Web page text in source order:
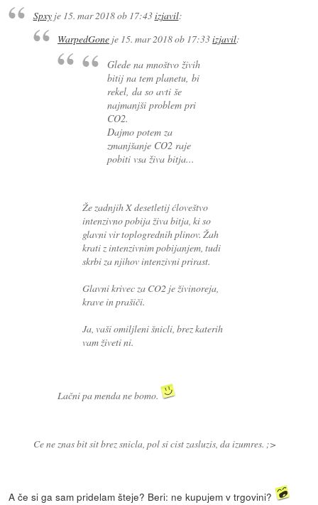
Spxyje 15. mar 2018 ob 17:43izjavil:
WarpedGone je 15. mar 2018 ob 17:33izjavil:
Glede na mnoštvo živih
bitij na tem planetu, bi
rekel, da so avti še
najmanjši problem pri
CO2.
Dajmo potem za
zmanjšanje CO2 raje
pobiti vsa živa bitja...
Že zadnjih X desetletij ćloveštvo
intenzivno pobija živa bitja, ki so
glavni vir toplogrednih plinov. Žah
krati z intenzivnim pobijanjem, tudi
skrbi za njihov intenzivni prirast.
Glavni krivec za CO2 je živinoreja,
krave in prašiči.
Ja, vaši omiljleni šnicli, brez katerih
vam živeti ni.
Lačni pa menda ne bomo.
Ce ne znas bit sit brez snicla, pol si cist zasluzis, da izumres. ;>
A če si ga sam pridelam šteje? Beri: ne kupujem v trgovini?